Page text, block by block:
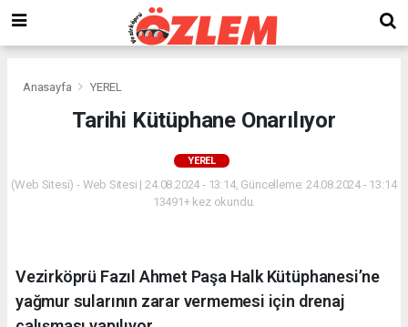
Anasayfa YEREL
Tarihi Kütüphane Onarılıyor
YEREL
(Web Sitesi) - Web Sitesi | 24.08.2024 - 13:14, Güncelleme: 24.08.2024 - 13:14
13491+ kez okundu.
Vezirköprü Fazıl Ahmet Paşa Halk Kütüphanesi’ne
yağmur sularının zarar vermemesi için drenaj